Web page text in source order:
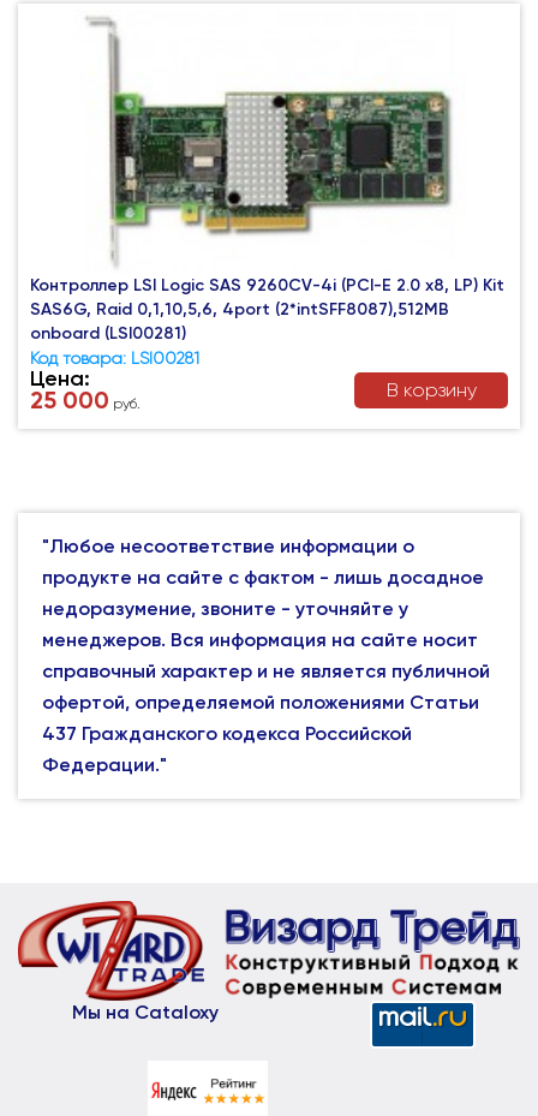
Контроллер LSI Logic SAS 9260CV-4i (PCI-E 2.0 x8, LP) Kit
SAS6G, Raid 0,1,10,5,6, 4port (2*intSFF8087),512MB
onboard (LSI00281)
Код товара: LSI00281
Цена:
25 000 руб.
В корзину
"Любое несоответствие информации о
продукте на сайте с фактом - лишь досадное
недоразумение, звоните - уточняйте у
менеджеров. Вся информация на сайте носит
справочный характер и не является публичной
офертой, определяемой положениями Статьи
437 Гражданского кодекса Российской
Федерации."
Мы на Cataloxy